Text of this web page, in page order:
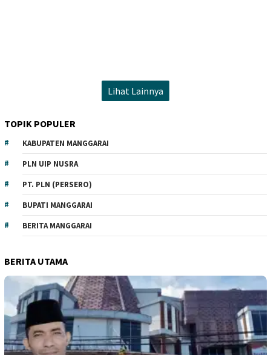
Lihat Lainnya
TOPIK POPULER
KABUPATEN MANGGARAI
PLN UIP NUSRA
PT. PLN (PERSERO)
BUPATI MANGGARAI
BERITA MANGGARAI
BERITA UTAMA